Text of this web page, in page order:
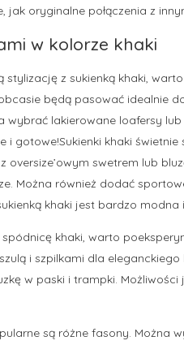
jak oryginalne połączenia z
w kolorze khaki
stylizację z sukienką khaki,
będą pasować idealnie
wybrać lakierowane loafersy
gotowe!Sukienki khaki
oversize’owym swetrem lub
Można również dodać
khaki jest bardzo modna
khaki, warto
i szpilkami dla
w paski i trampki.
są różne fasony. Można